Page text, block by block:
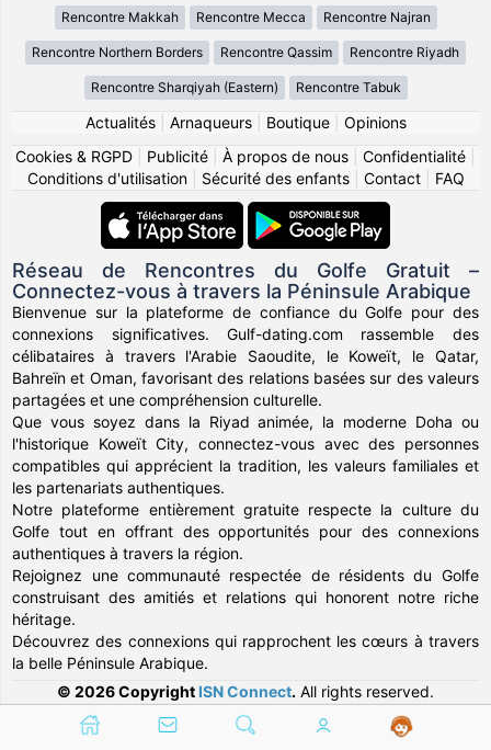
Rencontre Makkah Rencontre Mecca Rencontre Najran
Rencontre Northern Borders Rencontre Qassim Rencontre Riyadh
Rencontre Sharqiyah (Eastern) Rencontre Tabuk
Actualités| Arnaqueurs| Boutique| Opinions
Cookies & RGPD
Publicité À propos de nous Confidentialité
Conditions d'utilisation| Sécurité des enfants| Contact| FAQ
Réseau de Rencontres du Golfe Gratuit –
Connectez-vous à travers la Péninsule Arabique
Bienvenue sur la plateforme de confiance du Golfe pour des
connexions significatives. Gulf-dating.com rassemble des
célibataires à travers l'Arabie Saoudite, le Koweït, le Qatar,
Bahreïn et Oman, favorisant des relations basées sur des valeurs
partagées et une compréhension culturelle.
Que vous soyez dans la Riyad animée, la moderne Doha ou
l'historique Koweït City, connectez-vous avec des personnes
compatibles qui apprécient la tradition, les valeurs familiales et
les partenariats authentiques.
Notre plateforme entièrement gratuite respecte la culture du
Golfe tout en offrant des opportunités pour des connexions
authentiques à travers la région.
Rejoignez une communauté respectée de résidents du Golfe
construisant des amitiés et relations qui honorent notre riche
héritage.
Découvrez des connexions qui rapprochent les cœurs à travers
la belle Péninsule Arabique.
© 2026 Copyright ISN Connect. All rights reserved.